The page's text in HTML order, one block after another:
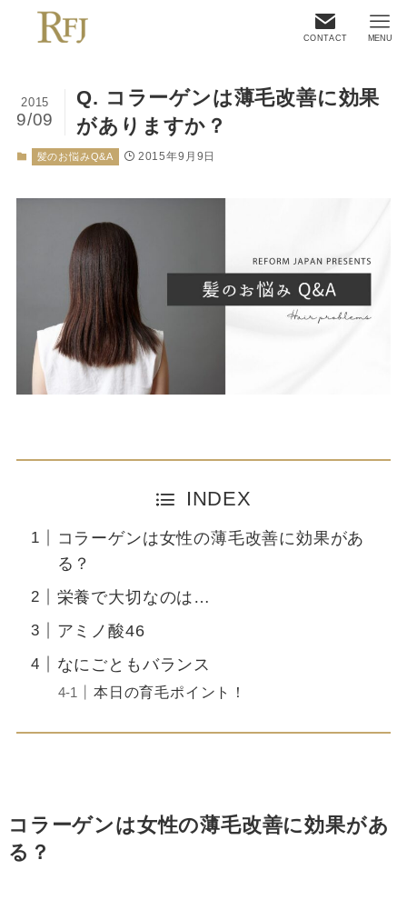
CONTACT MENU
Q. コラーゲンは薄毛改善に効果
がありますか？
2015
9/09
髪のお悩みQ&A 2015年9月9日
INDEX
コラーゲンは女性の薄毛改善に効果があ
る？
栄養で大切なのは…
アミノ酸46
なにごともバランス
本日の育毛ポイント！
コラーゲンは女性の薄毛改善に効果があ
る？